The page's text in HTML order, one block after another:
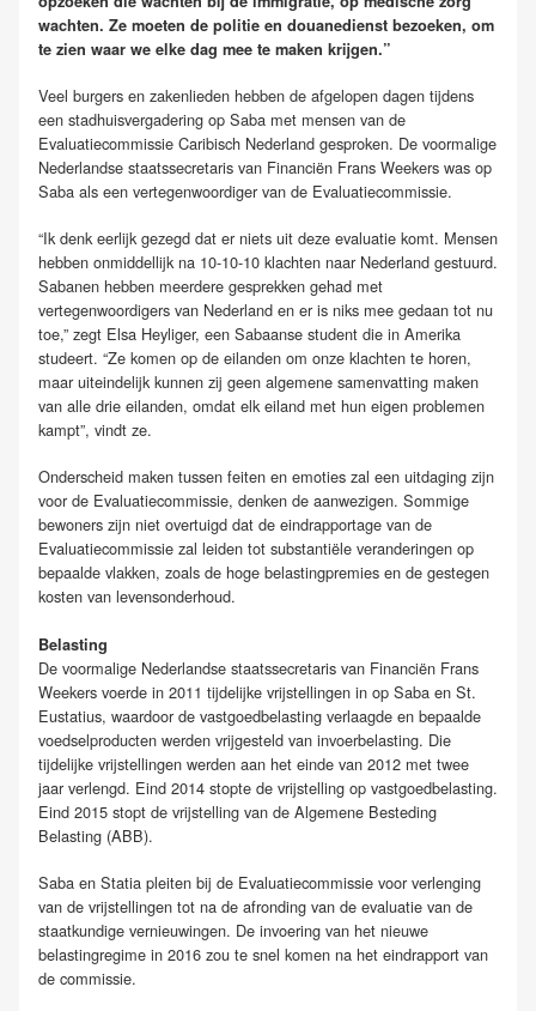
wachten. Ze moeten de politie en douanedienst bezoeken, om
te zien waar we elke dag mee te maken krijgen.”
Veel burgers en zakenlieden hebben de afgelopen dagen tijdens
een stadhuisvergadering op Saba met mensen van de
Evaluatiecommissie Caribisch Nederland gesproken. De voormalige
Nederlandse staatssecretaris van Financiën Frans Weekers was op
Saba als een vertegenwoordiger van de Evaluatiecommissie.
“Ik denk eerlijk gezegd dat er niets uit deze evaluatie komt. Mensen
hebben onmiddellijk na 10-10-10 klachten naar Nederland gestuurd.
Sabanen hebben meerdere gesprekken gehad met
vertegenwoordigers van Nederland en er is niks mee gedaan tot nu
toe,” zegt Elsa Heyliger, een Sabaanse student die in Amerika
studeert. “Ze komen op de eilanden om onze klachten te horen,
maar uiteindelijk kunnen zij geen algemene samenvatting maken
van alle drie eilanden, omdat elk eiland met hun eigen problemen
kampt”, vindt ze.
Onderscheid maken tussen feiten en emoties zal een uitdaging zijn
voor de Evaluatiecommissie, denken de aanwezigen. Sommige
bewoners zijn niet overtuigd dat de eindrapportage van de
Evaluatiecommissie zal leiden tot substantiële veranderingen op
bepaalde vlakken, zoals de hoge belastingpremies en de gestegen
kosten van levensonderhoud.
Belasting
De voormalige Nederlandse staatssecretaris van Financiën Frans
Weekers voerde in 2011 tijdelijke vrijstellingen in op Saba en St.
Eustatius, waardoor de vastgoedbelasting verlaagde en bepaalde
voedselproducten werden vrijgesteld van invoerbelasting. Die
tijdelijke vrijstellingen werden aan het einde van 2012 met twee
jaar verlengd. Eind 2014 stopte de vrijstelling op vastgoedbelasting.
Eind 2015 stopt de vrijstelling van de Algemene Besteding
Belasting (ABB).
Saba en Statia pleiten bij de Evaluatiecommissie voor verlenging
van de vrijstellingen tot na de afronding van de evaluatie van de
staatkundige vernieuwingen. De invoering van het nieuwe
belastingregime in 2016 zou te snel komen na het eindrapport van
de commissie.